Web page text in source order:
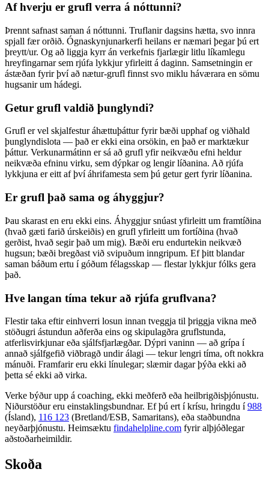
Af hverju er grufl verra á nóttunni?
Þrennt safnast saman á nóttunni. Truflanir dagsins hætta, svo innra
spjall fær orðið. Ógnaskynjunarkerfi heilans er næmari þegar þú ert
þreytt/ur. Og að liggja kyrr án verkefnis fjarlægir litlu líkamlegu
hreyfingarnar sem rjúfa lykkjur yfirleitt á daginn. Samsetningin er
ástæðan fyrir því að nætur-grufl finnst svo miklu háværara en sömu
hugsanir um hádegi.
Getur grufl valdið þunglyndi?
Grufl er vel skjalfestur áhættuþáttur fyrir bæði upphaf og viðhald
þunglyndislota — það er ekki eina orsökin, en það er marktækur
þáttur. Verkunarmátinn er sá að grufl yfir neikvæðu efni heldur
neikvæða efninu virku, sem dýpkar og lengir líðanina. Að rjúfa
lykkjuna er eitt af því áhrifamesta sem þú getur gert fyrir líðanina.
Er grufl það sama og áhyggjur?
Þau skarast en eru ekki eins. Áhyggjur snúast yfirleitt um framtíðina
(hvað gæti farið úrskeiðis) en grufl yfirleitt um fortíðina (hvað
gerðist, hvað segir það um mig). Bæði eru endurtekin neikvæð
hugsun; bæði bregðast við svipuðum inngripum. Ef þitt blandar
saman báðum ertu í góðum félagsskap — flestar lykkjur fólks gera
það.
Hve langan tíma tekur að rjúfa gruflvana?
Flestir taka eftir einhverri losun innan tveggja til þriggja vikna með
stöðugri ástundun aðferða eins og skipulagðra gruflstunda,
atferlisvirkjunar eða sjálfsfjarlægðar. Dýpri vaninn — að grípa í
annað sjálfgefið viðbragð undir álagi — tekur lengri tíma, oft nokkra
mánuði. Framfarir eru ekki línulegar; slæmir dagar þýða ekki að
þetta sé ekki að virka.
Verke býður upp á coaching, ekki meðferð eða heilbrigðisþjónustu.
Niðurstöður eru einstaklingsbundnar. Ef þú ert í krísu, hringdu í 988
(Ísland), 116 123 (Bretland/ESB, Samaritans), eða staðbundna
neyðarþjónustu. Heimsæktu findahelpline.com fyrir alþjóðlegar
aðstoðarheimildir.
Skoða